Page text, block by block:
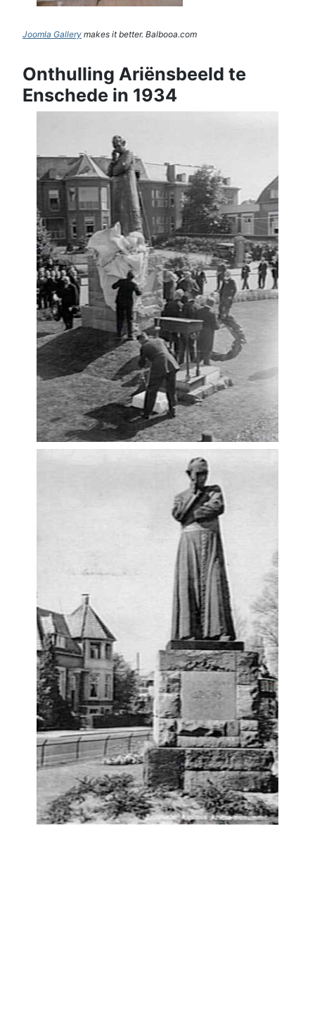
Joomla Gallery makes it better. Balbooa.com
Onthulling Ariënsbeeld te
Enschede in 1934